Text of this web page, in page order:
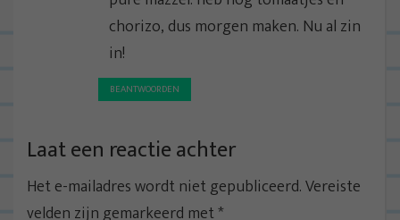
chorizo, dus morgen maken. Nu al zin
in!
BEANTWOORDEN
Laat een reactie achter
Het e-mailadres wordt niet gepubliceerd.Vereiste
velden zijn gemarkeerd met*